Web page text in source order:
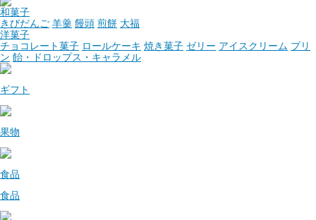
和菓子
きびだんご 羊羹 饅頭 煎餅 大福
洋菓子
チョコレート菓子 ロールケーキ 焼き菓子 ゼリー アイスクリーム プリ
ン 飴・ドロップス・キャラメル
ギフト
果物
食品
食品